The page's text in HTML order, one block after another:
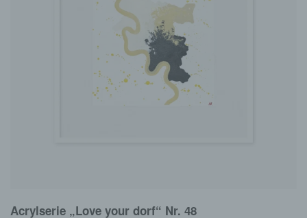
Acrylserie „Love your dorf“ Nr. 48